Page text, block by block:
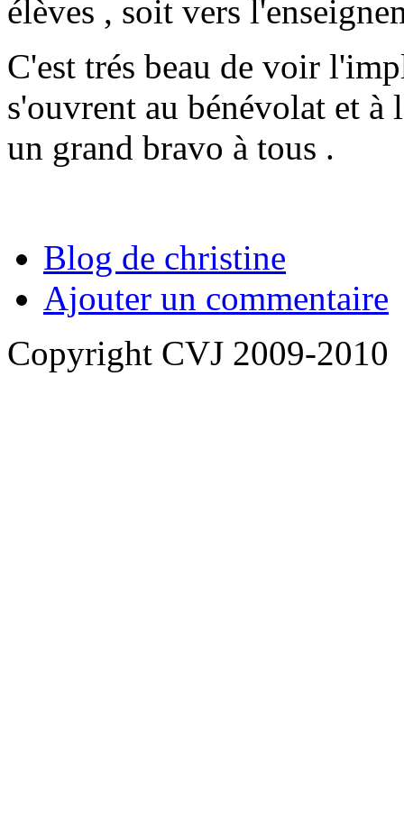
élèves , soit vers
C'est trés beau de voir
s'ouvrent au bénévolat et
un grand bravo à tous .
Blog de christine
Ajouter un commentaire
Copyright CVJ 2009-2010